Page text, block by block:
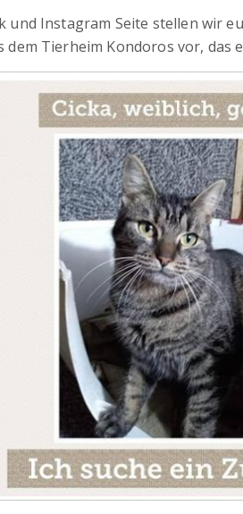
und Instagram Seite stellen wir
dem Tierheim Kondoros vor, das